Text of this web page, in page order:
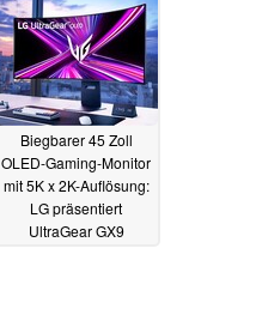
Biegbarer 45 Zoll
OLED-Gaming-Monitor
mit 5K x 2K-Auflösung:
LG präsentiert
UltraGear GX9